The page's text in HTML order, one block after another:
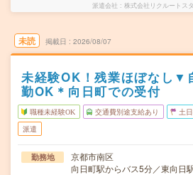
派遣会社 株式会社リクルートス
未読 掲載日 2026/08/07
未経験OK！残業ほぼなし▼
勤OK＊向日町での受付
職種未経験OK 交通費別途支給あり 土
派遣
勤務地
京都市南区
向日町駅からバス5分／東向日